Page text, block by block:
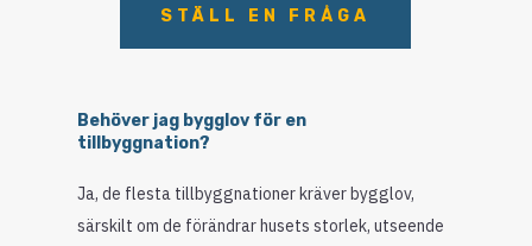
STÄLL EN FRÅGA
Behöver jag bygglov för en
tillbyggnation?
Ja, de flesta tillbyggnationer kräver bygglov,
särskilt om de förändrar husets storlek, utseende